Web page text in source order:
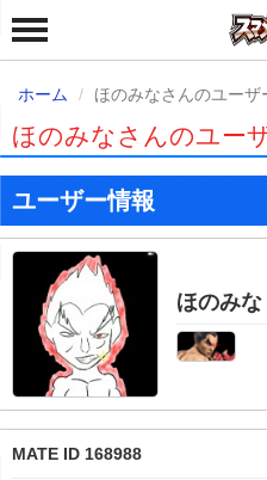
ホーム ほのみなさんのユーザ
ほのみなさんのユー
ユーザー情報
ほのみな
MATE ID 168988